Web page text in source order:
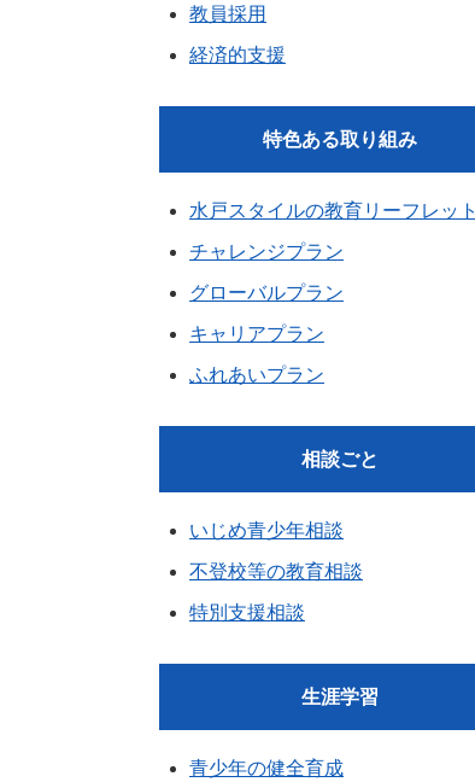
教員採用
経済的支援
特色ある取り組み
水戸スタイルの教育リーフレット
チャレンジプラン
グローバルプラン
キャリアプラン
ふれあいプラン
相談ごと
いじめ青少年相談
不登校等の教育相談
特別支援相談
生涯学習
青少年の健全育成